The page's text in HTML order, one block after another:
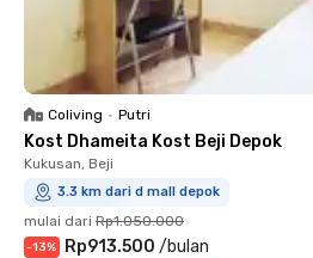
Coliving • Putri
Kost Dhameita Kost Beji Depok
Kukusan, Beji
3.3 km dari d mall depok
mulai dari Rp1.050.000
-13% Rp913.500 /bulan